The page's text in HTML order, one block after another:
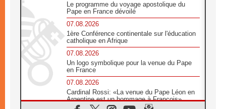
Le programme du voyage apostolique du
Pape en France dévoilé
07.08.2026
1ère Conférence continentale sur l'éducation
catholique en Afrique
07.08.2026
Un logo symbolique pour la venue du Pape
en France
07.08.2026
Cardinal Rossi: «La venue du Pape Léon en
Argentine est un hommage à François»